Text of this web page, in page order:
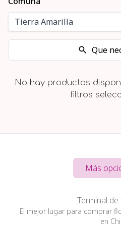
Que
No hay productos
filtros
Más
Terminal
El mejor lugar para comprar
en